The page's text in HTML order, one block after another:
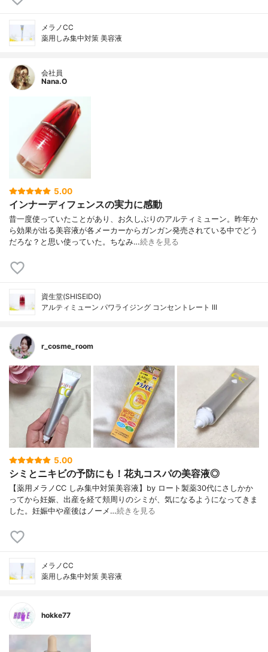
メラノCC
薬用しみ集中対策 美容液
会社員
Nana.O
5.00
インナーディフェンスの実力に感動
昔一度使っていたことがあり、お久しぶりのアルティミューン。昨年か
ら効果が出る美容液が各メーカーからガンガン発売されている中でどう
だろな？と思い使っていた。ちなみ…続きを見る
資生堂(SHISEIDO)
アルティミューン パワライジング コンセントレート III
r_cosme_room
5.00
シミとニキビの予防にも！花丸コスパの美容液◎
【薬用メラノCC しみ集中対策美容液】by ロート製薬30代にさしかか
ってから妊娠、出産を経て頬周りのシミが、気になるようになってきま
した。妊娠中や産後はノーメ…続きを見る
メラノCC
薬用しみ集中対策 美容液
hokke77